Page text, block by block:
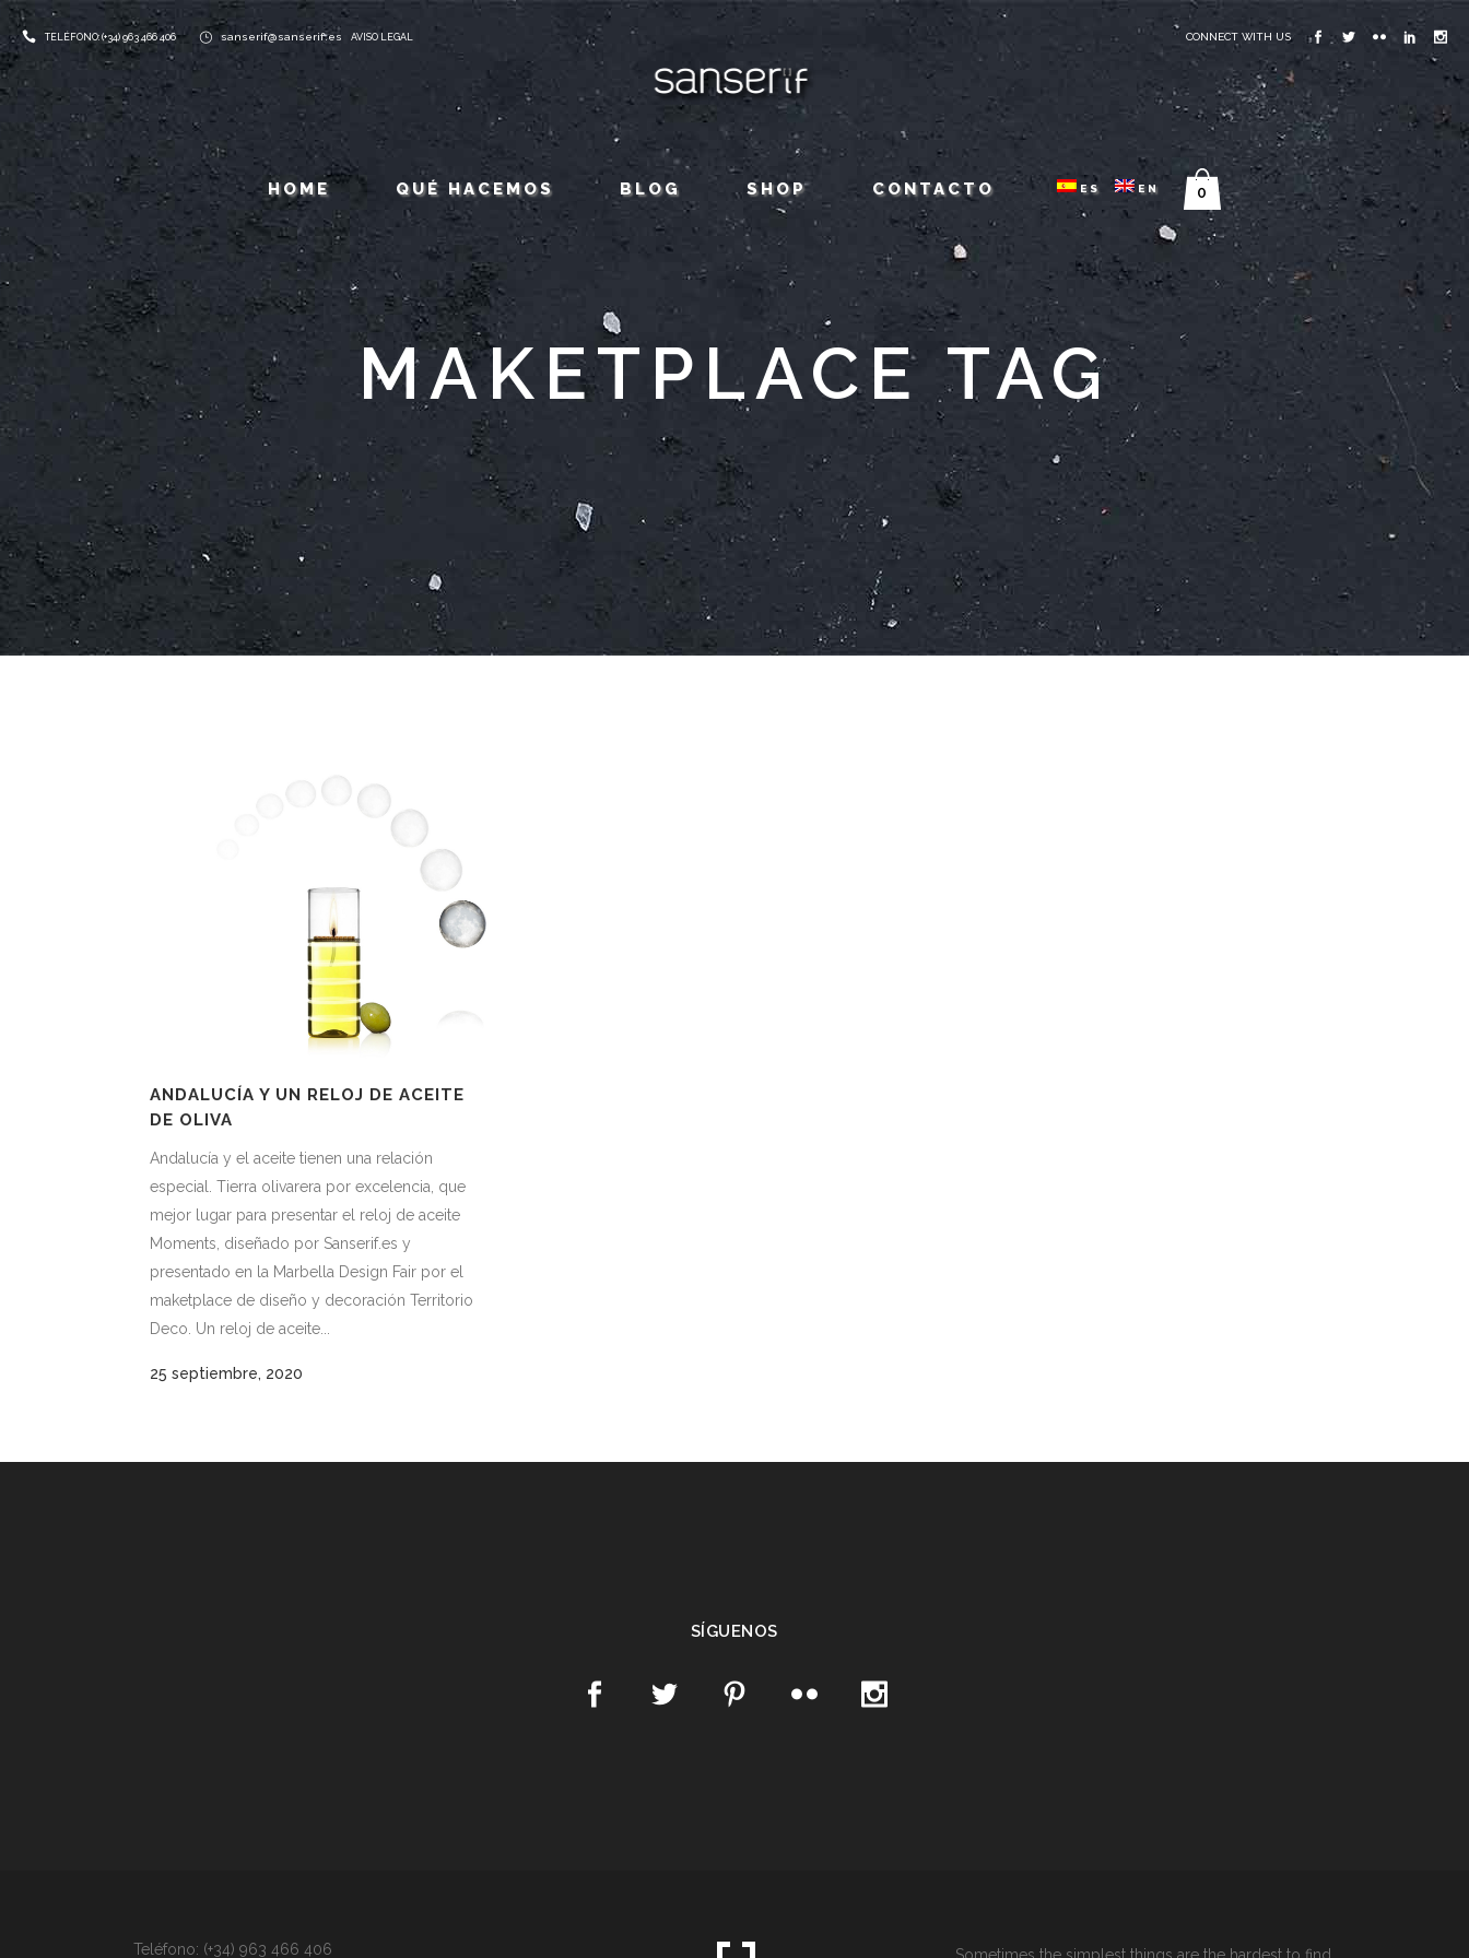
TELÉFONO: (+34) 963 466 406 sanserif@sanserif.es AVISO LEGAL CONNECT WITH US
HOME QUÉ HACEMOS BLOG SHOP CONTACTO ES EN 0
MAKETPLACE TAG
ANDALUCÍA Y UN RELOJ DE ACEITE
DE OLIVA
Andalucía y el aceite tienen una relación
especial. Tierra olivarera por excelencia, que
mejor lugar para presentar el reloj de aceite
Moments, diseñado por Sanserif.es y
presentado en la Marbella Design Fair por el
maketplace de diseño y decoración Territorio
Deco. Un reloj de aceite...
25 septiembre, 2020
SÍGUENOS
Teléfono: (+34) 963 466 406